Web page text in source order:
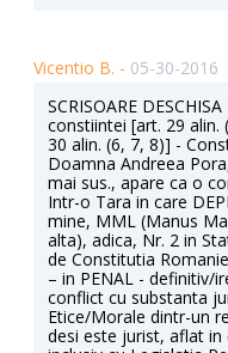
Vicentio B. - 05-30-2016
SCRISOARE DESCHISA II / DREPT LA OPINIE Libertatea constiintei [art. 29 alin. (2)], Libertatea de exprimare [(art. 30 alin. (6, 7, 8)] - Constitutia Romaniei. Mult stimata Doamna Andreea Pora, Fara indoiala ca articolul Dvs. de mai sus., apare ca o continuare a articolului precedent. Intr-o Tara in care DEPENDENTII de sistemul, numit de mine, MML (Manus Manum Lavat - o mana spala pe alta), adica, Nr. 2 in Stat se afla in conflict delictual fata de Constitutia Romaniei, Presedintele PSD, condamnat – in PENAL - definitiv/irevocabil, se afla in continuare in conflict cu substanta juridica, NU numai fata de normele Etice/Morale dintr-un real Stat de Drept, Ex- Premierul, desi este jurist, aflat in conflict cu aceleasi norme, inclusiv cu Legislatia Penala, Candidata PSD pentru Primaria Capitalei, este dependenta TOTAL de cei numiti de mine, deci aceasta NU poate avea un comportament MORAL/LOIAL, cel putin fata de Bucuresteni, Dvs. va etalati ca o INDEPENDENTA TOTALA ! Ar fi foarte bine pentru cititorii Revistei 22, si nu numai, daca, insa, Dvs. ati ramane totusi DEPENDENTA, de fapt 100 % FIDELA, fata de Declaratiile publice als GDS. Mereu am afirmat pozitia mea de afinitate/fidelitate fata de substanta existentei declarate de GDS (citez): “ GRUPUL PENTRU DIALOG SOCIAL (GDS) este o asociatie independenta, neguvernamentala, cu caracter nepatrimonial, care și-a propus sa apere și sa promoveze valorile democrației, libertățile și drepturile omului. GDS urmărește să fie o instanță de reflexie critică asupra problemelor fundamentale ale societății românești. Mijlocul principal folosit pentru atingerea acestui scop este dialogul social realizat prin toate instrumentele civilizației moderne. Revista 22 își desfășoară activitatea sub coordonarea GDS, in paginile ei reflectandu-se ideile și demersurile care constituie liniile de forță ale acestuia. Are o apariție saptamanala propunand publicului cititor analize, eseuri politice, anchete sociale, interviuri cu personalități implicate in evenimentele majore ale vieții publice si culturale și deopotriva analize economice sau cronici culturale. Este o instanta de reflexie critica asupra problemelor fundamentale, care framanta societatea civila romama, asupra inserarii ei in contextual european: civilizatie, cultura, politica, societate, civila, ecologie.” . Insa, in opinia mea, Dvs. Andreea Pora va etalati ca fiind in CONFLICT MAJOR cu “LINIILE de FORTA” declarate oficial (citate de mine mai sus) de catre DGS Ma explic aici, in continuarea fireasca a elementelor MORALE din prima SCRISOARE DESCHISA si anume: 1. Titlul si continutul articolului de mai sus este o totala confirmare/ re - confirmare a tutoror aspectelor lacunare mentionate de mine, cu privire la modul prin care doriti/vreti – vizibil cu intentie – in a va etala/exercita pozitia din cadrul Revistei 22, recte DGS. Astfel titlul ales de Dvs. “ La Mărcuța, birjar!“ , denota o masiva IRONIE fata de : Biserica, Cultura (Eminescu), cititori, evident de buna – credinta, Justitie, ceea ce inseamna implicit o TOTALA PERSIFLARE, mai ales avand in vedere FONDUL: GRAVITATEA evenimentelor actuale din Romania, in ansamblul – social / moral / juridic. In mod concret, 2. este IMPOSIBIL ca Dvs. sa NU conosteti realitatea oficiala : “Biserica Marcuța este un lacaș de cult ortodox din București, care face parte din Manastirea Marcuta. Biserica, care poarta hramul ‘ Sfinții Arhangheli Mihail și Gavril ‘, si a fost construită de către marele logofăt Dan intre anii 1586-1587 în timpul Domnului Mihnea al II-lea Turcitul, fiind unul dintre cele mai vechi lacașuri de cult din București, care s-a pastrat pana astazi intr-o forma apropiată de cea inițiala. Manastirea a găzduit in cadrul clădirilor din complexul sau un lazaret in perioada epidemiei de ciumă din 1813, iar ulterior, 1829-1924, a fost sediul unui spital pentru bolnavii alienați mintal. In interiorul complexului manastiresc a fost internat pentru tratament Mihai Eminescu,